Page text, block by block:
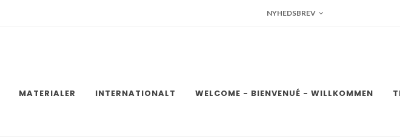
NYHEDSBREV
MATERIALER INTERNATIONALT WELCOME - BIENVENUÉ - WILLKOMMEN